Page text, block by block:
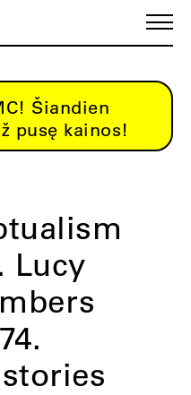
Šiandien
pusę kainos!
Lucy